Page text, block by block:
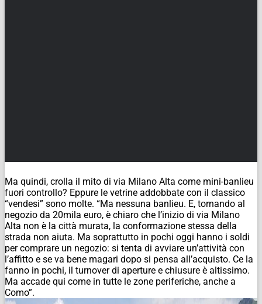
Ma quindi, crolla il mito di via Milano Alta come mini-banlieu
fuori controllo? Eppure le vetrine addobbate con il classico
“vendesi” sono molte. “Ma nessuna banlieu. E, tornando al
negozio da 20mila euro, è chiaro che l’inizio di via Milano
Alta non è la città murata, la conformazione stessa della
strada non aiuta. Ma soprattutto in pochi oggi hanno i soldi
per comprare un negozio: si tenta di avviare un’attività con
l’affitto e se va bene magari dopo si pensa all’acquisto. Ce la
fanno in pochi, il turnover di aperture e chiusure è altissimo.
Ma accade qui come in tutte le zone periferiche, anche a
Como”.